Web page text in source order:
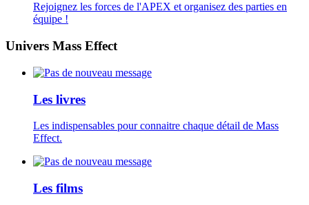
Rejoignez les forces de l'APEX et organisez des parties en
équipe !
Univers Mass Effect
Les livres
Les indispensables pour connaitre chaque détail de Mass
Effect.
Les films